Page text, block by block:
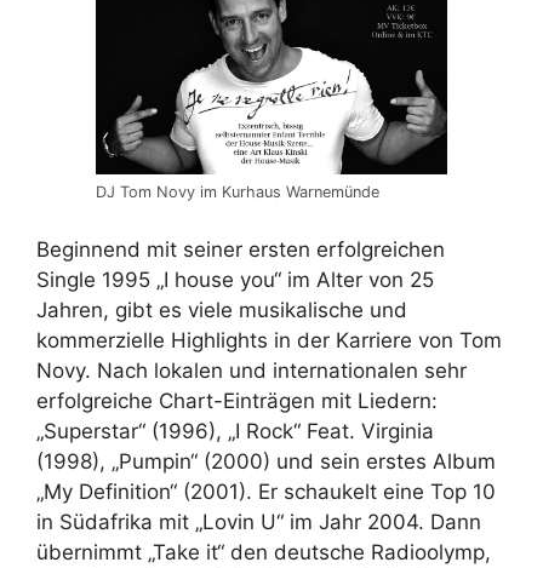
DJ Tom Novy im Kurhaus Warnemünde
Beginnend mit seiner ersten erfolgreichen
Single 1995 „I house you“ im Alter von 25
Jahren, gibt es viele musikalische und
kommerzielle Highlights in der Karriere von Tom
Novy. Nach lokalen und internationalen sehr
erfolgreiche Chart-Einträgen mit Liedern:
„Superstar“ (1996), „I Rock“ Feat. Virginia
(1998), „Pumpin“ (2000) und sein erstes Album
„My Definition“ (2001). Er schaukelt eine Top 10
in Südafrika mit „Lovin U“ im Jahr 2004. Dann
übernimmt „Take it“ den deutsche Radioolymp,